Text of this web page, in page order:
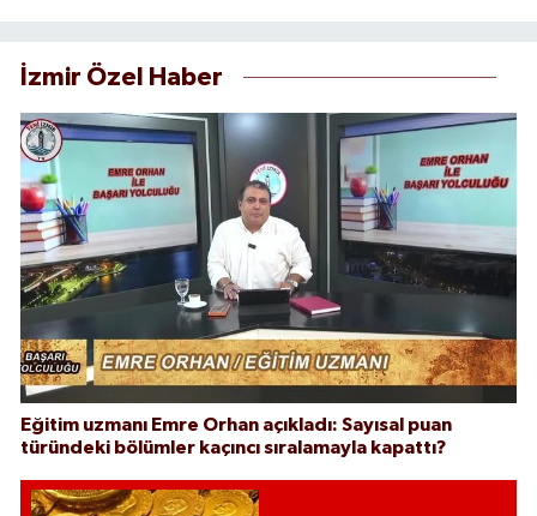
İzmir Özel Haber
Eğitim uzmanı Emre Orhan açıkladı: Sayısal puan
türündeki bölümler kaçıncı sıralamayla kapattı?